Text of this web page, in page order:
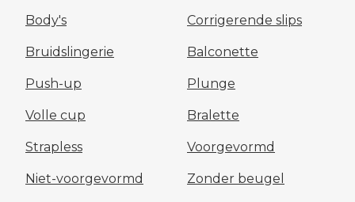
Body's Corrigerende slips
Bruidslingerie Balconette
Push-up Plunge
Volle cup Bralette
Strapless Voorgevormd
Niet-voorgevormd Zonder beugel